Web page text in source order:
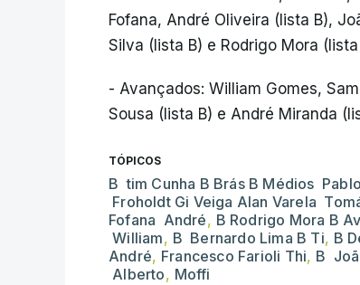
Fofana, André Oliveira (lista B),
Silva (lista B) e Rodrigo Mora (lista
- Avançados: William Gomes,
Sousa (lista B) e André Miranda
TÓPICOS
B tim Cunha B Brás B Médios
Froholdt Gi Veiga Alan Varela
Fofana André, B Rodrigo Mora B
William, B Bernardo Lima B Ti, B
André, Francesco Farioli Thi, B
Alberto, Moffi